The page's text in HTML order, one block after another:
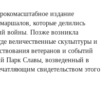
издание
которые делились
войны. Позже возникла
величественные скульптуры и
ветеранов и событий
Парк Славы, возведенный в
свидетельством этого